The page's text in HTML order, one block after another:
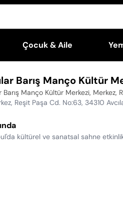
Çocuk & Aile
Barış Manço Kültür
Barış Manço Kültür Merkezi,
Reşit Paşa Cd. No:63, 34310
kültürel ve sanatsal sahne